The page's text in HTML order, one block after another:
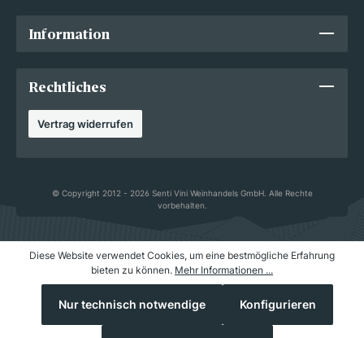
Information
Rechtliches
Vertrag widerrufen
© Copyright 2012 - 2026 Senti Vini Weinhandels GmbH. Alle Rechte
vorbehalten.
Diese Website verwendet Cookies, um eine bestmögliche Erfahrung
bieten zu können. Mehr Informationen ...
Nur technisch notwendige Konfigurieren